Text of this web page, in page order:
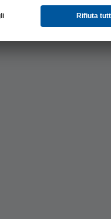
Il tempo è prezioso: KSB